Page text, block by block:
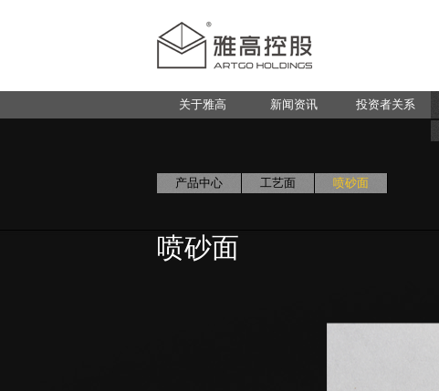
关于雅高 新闻资讯 投资者关系
产品中心 工艺面 喷砂面
喷砂面